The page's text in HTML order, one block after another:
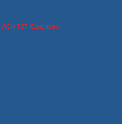
АСФ 707 Хамелеон